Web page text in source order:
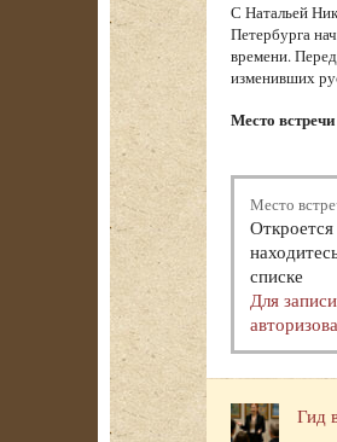
С Натальей
Петербурга
времени.
изменивших
Место
Место
списке
Для
Гид